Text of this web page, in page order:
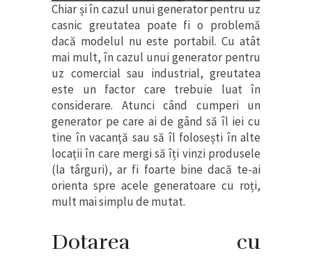
Chiar și în cazul unui generator pentru uz
casnic greutatea poate fi o problemă
dacă modelul nu este portabil. Cu atât
mai mult, în cazul unui generator pentru
uz comercial sau industrial, greutatea
este un factor care trebuie luat în
considerare. Atunci când cumperi un
generator pe care ai de gând să îl iei cu
tine în vacanță sau să îl folosești în alte
locații în care mergi să îți vinzi produsele
(la târguri), ar fi foarte bine dacă te-ai
orienta spre acele generatoare cu roți,
mult mai simplu de mutat.
Dotarea cu